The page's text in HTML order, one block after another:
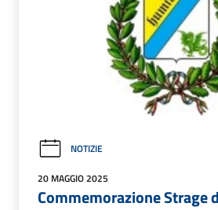
NOTIZIE
20 MAGGIO 2025
Commemorazione Strage